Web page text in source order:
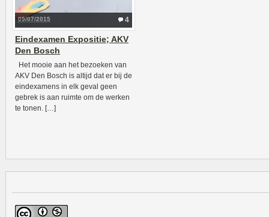
4
09/07/2015
Eindexamen Expositie; AKV
Den Bosch
Het mooie aan het bezoeken van
AKV Den Bosch is altijd dat er bij de
eindexamens in elk geval geen
gebrek is aan ruimte om de werken
te tonen. […]